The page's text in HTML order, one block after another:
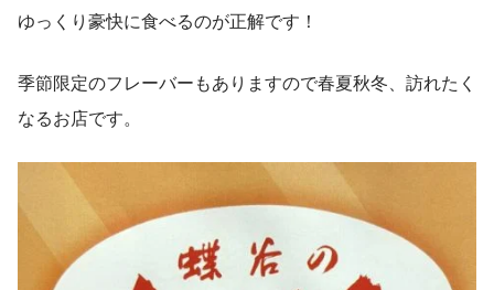
ゆっくり豪快に食べるのが正解です！
季節限定のフレーバーもありますので春夏秋冬、訪れたく
なるお店です。